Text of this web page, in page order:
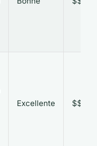
Excellente $$$